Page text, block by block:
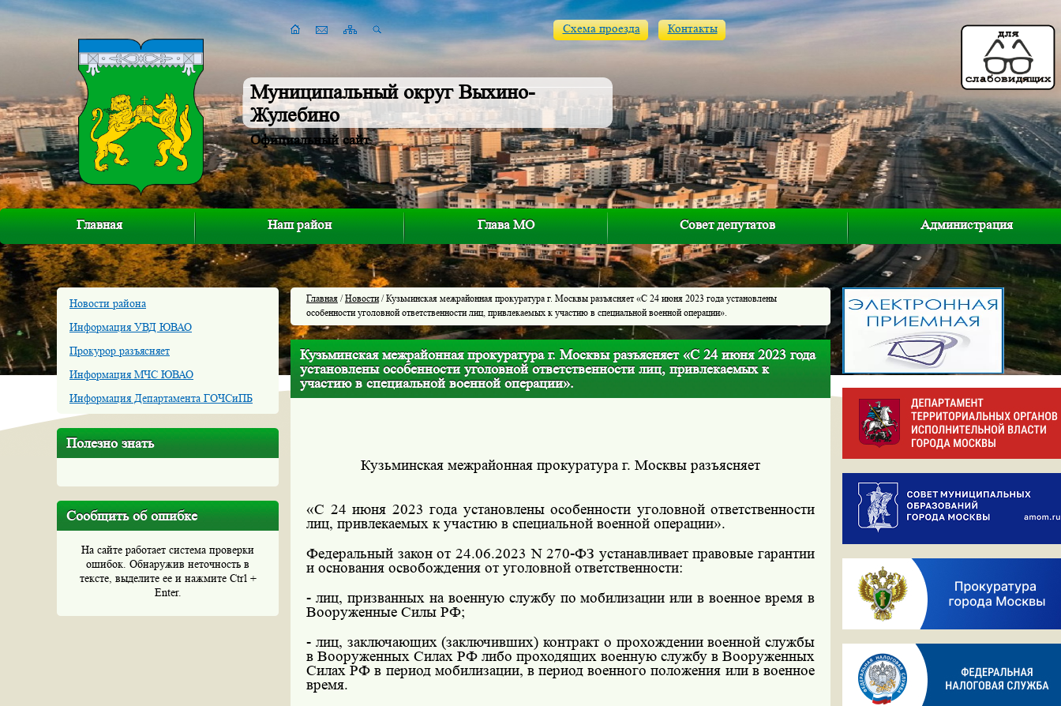
Муниципальный округ Выхино-
Жулебино
Официальный сайт
Схема проезда Контакты
Главная Наш район Глава МО Совет депутатов Администрация
Новости района
Информация УВД ЮВАО
Прокурор разъясняет
Информация МЧС ЮВАО
Информация Департамента ГОЧСиПБ
Полезно знать
Сообщить об ошибке
На сайте работает система проверки
ошибок. Обнаружив неточность в
тексте, выделите ее и нажмите Ctrl +
Enter.
Главная /Новости/ Кузьминская межрайонная прокуратура г. Москвы разъясняет «С 24 июня 2023 года установлены
особенности уголовной ответственности лиц, привлекаемых к участию в специальной военной операции».
Кузьминская межрайонная прокуратура г. Москвы разъясняет «С 24 июня 2023 года
установлены особенности уголовной ответственности лиц, привлекаемых к
участию в специальной военной операции».
Кузьминская межрайонная прокуратура г. Москвы разъясняет
«С 24 июня 2023 года установлены особенности уголовной ответственности
лиц, привлекаемых к участию в специальной военной операции».
Федеральный закон от 24.06.2023 N 270-ФЗ устанавливает правовые гарантии
и основания освобождения от уголовной ответственности:
- лиц, призванных на военную службу по мобилизации или в военное время в
Вооруженные Силы РФ;
- лиц, заключающих (заключивших) контракт о прохождении военной службы
в Вооруженных Силах РФ либо проходящих военную службу в Вооруженных
Силах РФ в период мобилизации, в период военного положения или в военное
время.